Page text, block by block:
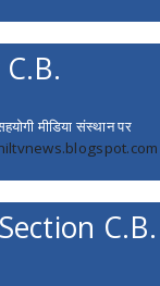
मीडिया संस्थान पर
C.B.